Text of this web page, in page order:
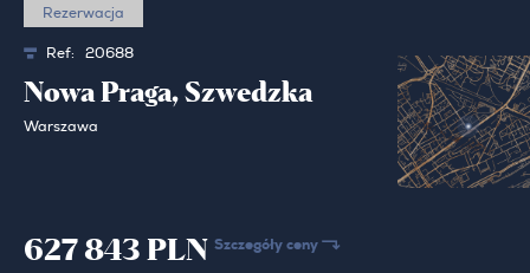
Rezerwacja
Ref: 20688
Nowa Praga, Szwedzka
Warszawa
627 843 PLN Szczegóły ceny